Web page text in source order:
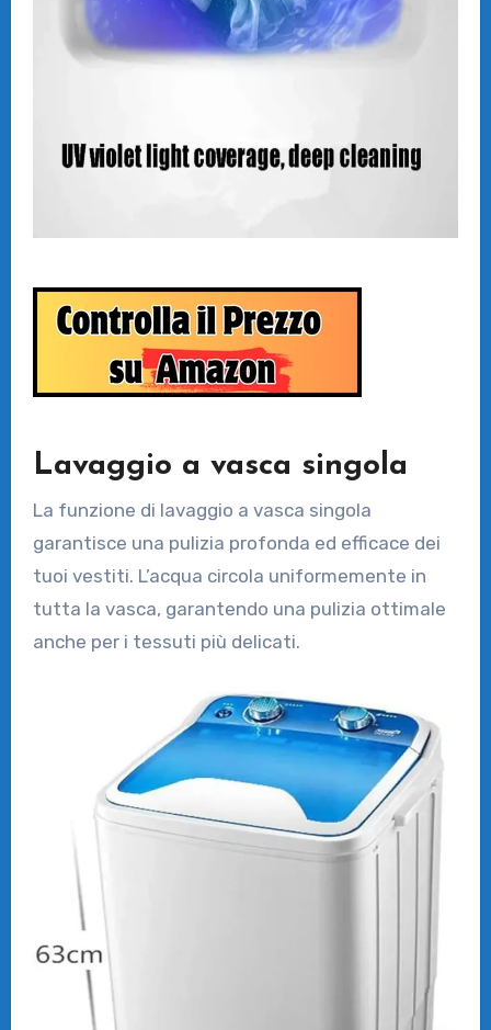
Lavaggio a vasca singola
La funzione di lavaggio a vasca singola
garantisce una pulizia profonda ed efficace dei
tuoi vestiti. L’acqua circola uniformemente in
tutta la vasca, garantendo una pulizia ottimale
anche per i tessuti più delicati.